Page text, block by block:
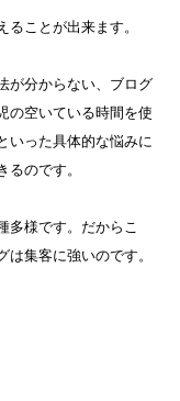
ことが出来ます。
が分からない、ブログ
の空いている時間を使
いった具体的な悩みに
のです。
多様です。だからこ
集客に強いのです。